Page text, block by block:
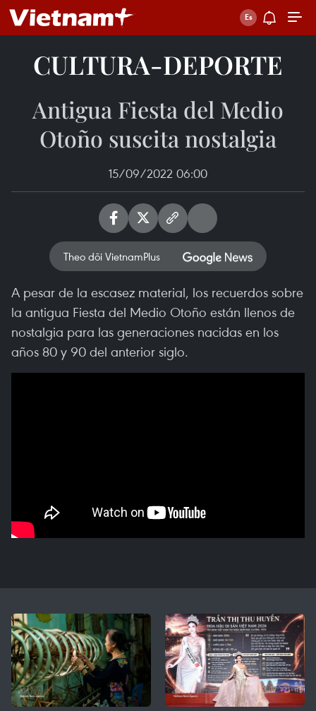
CULTURA-DEPORTE
Antigua Fiesta del Medio
Otoño suscita nostalgia
15/09/2022 06:00
Theo dõi VietnamPlus
A pesar de la escasez material, los recuerdos sobre
la antigua Fiesta del Medio Otoño están llenos de
nostalgia para las generaciones nacidas en los
años 80 y 90 del anterior siglo.